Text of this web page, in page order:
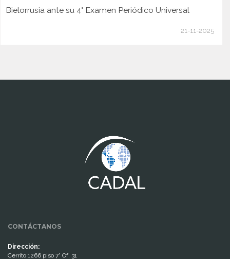
Bielorrusia ante su 4° Examen Periódico Universal
21-11-2025
CONTÁCTANOS
Dirección:
Cerrito 1266 piso 7° Of. 31